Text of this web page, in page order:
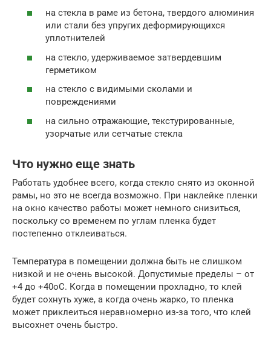
на стекла в раме из бетона, твердого алюминия
или стали без упругих деформирующихся
уплотнителей
на стекло, удерживаемое затвердевшим
герметиком
на стекло с видимыми сколами и
повреждениями
на сильно отражающие, текстурированные,
узорчатые или сетчатые стекла
Что нужно еще знать
Работать удобнее всего, когда стекло снято из оконной
рамы, но это не всегда возможно. При наклейке пленки
на окно качество работы может немного снизиться,
поскольку со временем по углам пленка будет
постепенно отклеиваться.
Температура в помещении должна быть не слишком
низкой и не очень высокой. Допустимые пределы – от
+4 до +40оС. Когда в помещении прохладно, то клей
будет сохнуть хуже, а когда очень жарко, то пленка
может приклеиться неравномерно из-за того, что клей
высохнет очень быстро.